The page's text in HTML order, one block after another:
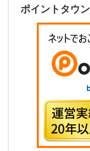
ポイントタウン